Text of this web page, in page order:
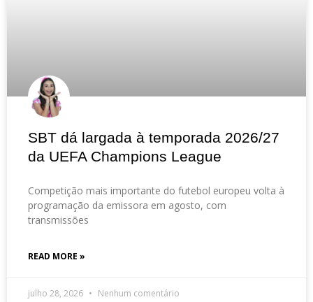
SBT dá largada à temporada 2026/27
da UEFA Champions League
Competição mais importante do futebol europeu volta à
programação da emissora em agosto, com
transmissões
READ MORE »
julho 28, 2026 Nenhum comentário